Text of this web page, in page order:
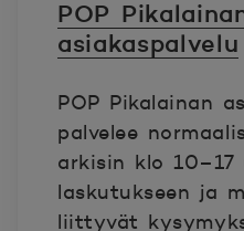
POP
asiakaspalvelu
POP Pikalainan
palvelee
arkisin klo 10–17
laskutukseen ja
liittyvät